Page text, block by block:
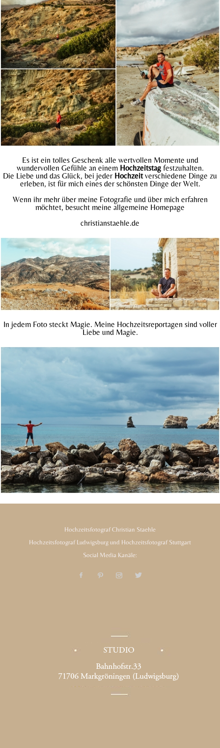
Es ist ein tolles Geschenk alle wertvollen Momente und
wundervollen Gefühle an einem Hochzeitstagfestzuhalten.
Die Liebe und das Glück, bei jeder Hochzeitverschiedene Dinge zu
erleben, ist für mich eines der schönsten Dinge der Welt.
Wenn ihr mehr über meine Fotografie und über mich erfahren
möchtet, besucht meine allgemeine Homepage
christianstaehle.de
In jedem Foto steckt Magie. Meine Hochzeitsreportagen sind voller
Liebe und Magie.
Hochzeitsfotograf Christian Staehle
Hochzeitsfotograf Ludwigsburg und Hochzeitsfotograf Stuttgart
Social Media Kanäle: